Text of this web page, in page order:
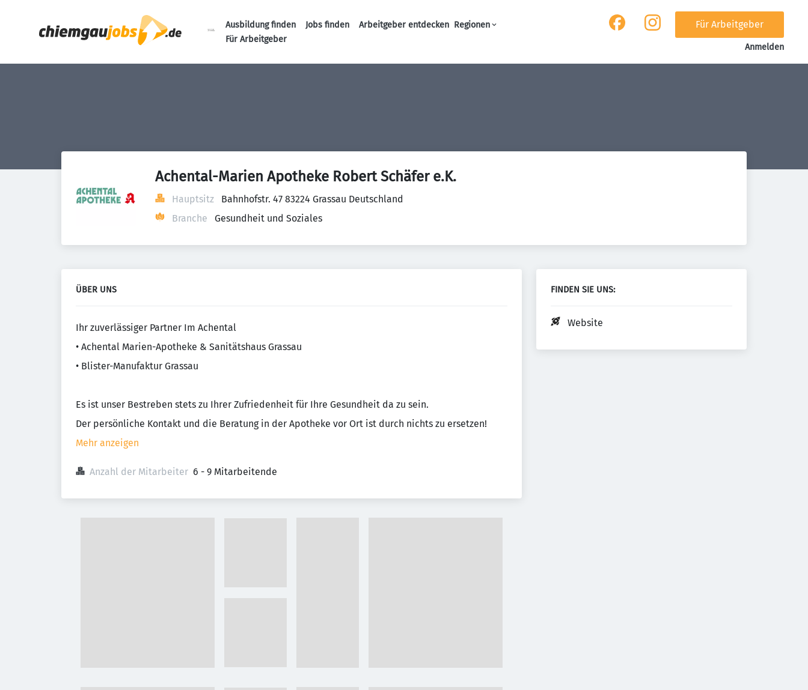
Ausbildung finden Jobs finden Arbeitgeber entdecken Regionen
Für Arbeitgeber
Für Arbeitgeber
Anmelden
Achental-Marien Apotheke Robert Schäfer e.K.
Hauptsitz
Bahnhofstr. 47 83224 Grassau Deutschland
Branche
Gesundheit und Soziales
ÜBER UNS
Ihr zuverlässiger Partner Im Achental
• Achental Marien-Apotheke & Sanitätshaus Grassau
• Blister-Manufaktur Grassau
Es ist unser Bestreben stets zu Ihrer Zufriedenheit für Ihre Gesundheit da zu sein.
Der persönliche Kontakt und die Beratung in der Apotheke vor Ort ist durch nichts zu ersetzen!
Mehr anzeigen
Anzahl der Mitarbeiter 6 - 9 Mitarbeitende
FINDEN SIE UNS:
Website